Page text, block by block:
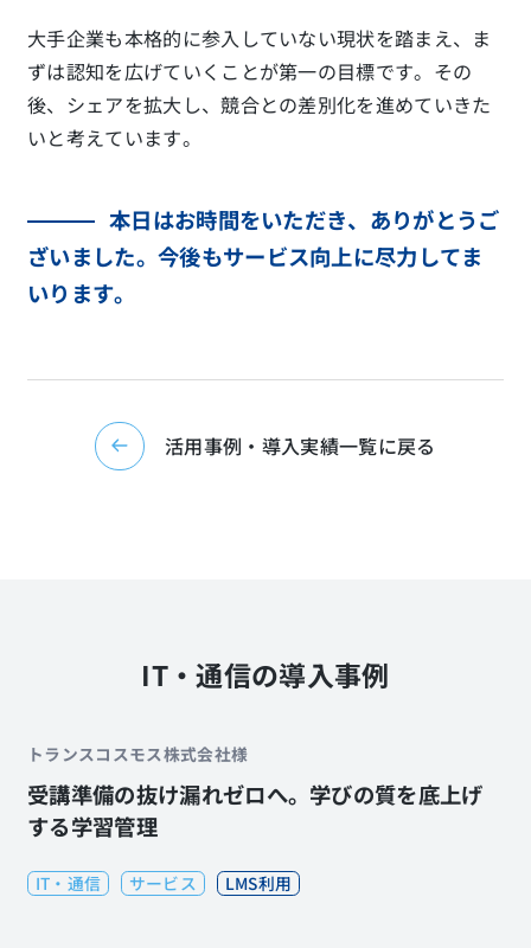
大手企業も本格的に参入していない現状を踏まえ、ま
ずは認知を広げていくことが第一の目標です。その
後、シェアを拡大し、競合との差別化を進めていきた
いと考えています。
本日はお時間をいただき、ありがとうご
ざいました。今後もサービス向上に尽力してま
いります。
活用事例・導入実績一覧に戻る
IT・通信の導入事例
トランスコスモス株式会社様
受講準備の抜け漏れゼロへ。学びの質を底上げ
する学習管理
IT・通信 サービス LMS利用